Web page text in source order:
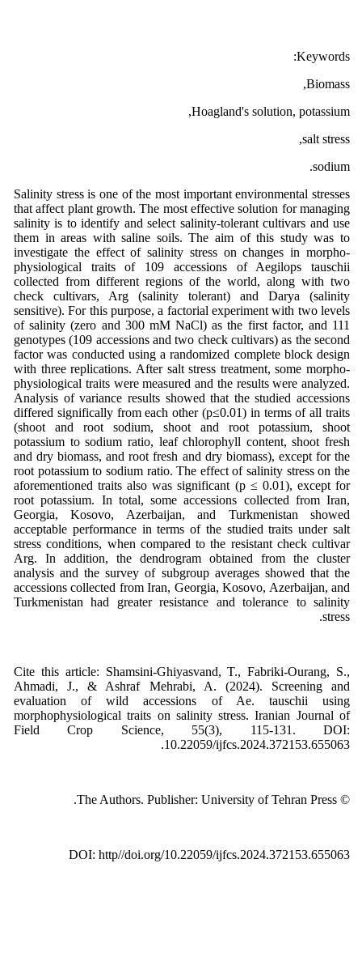
Keywords:
Biomass,
Hoagland's solution, potassium,
salt stress,
sodium.
Salinity stress is one of the most important environmental stresses
that affect plant growth. The most effective solution for managing
salinity is to identify and select salinity-tolerant cultivars and use
them in areas with saline soils. The aim of this study was to
investigate the effect of salinity stress on changes in morpho-
physiological traits of 109 accessions of Aegilops tauschii
collected from different regions of the world, along with two
check cultivars, Arg (salinity tolerant) and Darya (salinity
sensitive). For this purpose, a factorial experiment with two levels
of salinity (zero and 300 mM NaCl) as the first factor, and 111
genotypes (109 accessions and two check cultivars) as the second
factor was conducted using a randomized complete block design
with three replications. After salt stress treatment, some morpho-
physiological traits were measured and the results were analyzed.
Analysis of variance results showed that the studied accessions
differed significally from each other (p≤0.01) in terms of all traits
(shoot and root sodium, shoot and root potassium, shoot
potassium to sodium ratio, leaf chlorophyll content, shoot fresh
and dry biomass, and root fresh and dry biomass), except for the
root potassium to sodium ratio. The effect of salinity stress on the
aforementioned traits also was significant (p ≤ 0.01), except for
root potassium. In total, some accessions collected from Iran,
Georgia, Kosovo, Azerbaijan, and Turkmenistan showed
acceptable performance in terms of the studied traits under salt
stress conditions, when compared to the resistant check cultivar
Arg. In addition, the dendrogram obtained from the cluster
analysis and the survey of subgroup averages showed that the
accessions collected from Iran, Georgia, Kosovo, Azerbaijan, and
Turkmenistan had greater resistance and tolerance to salinity
stress.
Cite this article: Shamsini-Ghiyasvand, T., Fabriki-Ourang, S.,
Ahmadi, J., & Ashraf Mehrabi, A. (2024). Screening and
evaluation of wild accessions of Ae. tauschii using
morphophysiological traits on salinity stress. Iranian Journal of
Field Crop Science, 55(3), 115-131. DOI:
10.22059/ijfcs.2024.372153.655063.
© The Authors. Publisher: University of Tehran Press.
DOI: http//doi.org/10.22059/ijfcs.2024.372153.655063